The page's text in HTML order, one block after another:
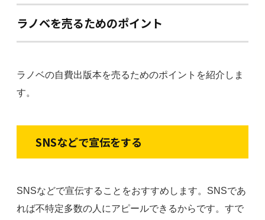
ラノベを売るためのポイント
ラノベの自費出版本を売るためのポイントを紹介しま
す。
SNSなどで宣伝をする
SNSなどで宣伝することをおすすめします。SNSであ
れば不特定多数の人にアピールできるからです。すで